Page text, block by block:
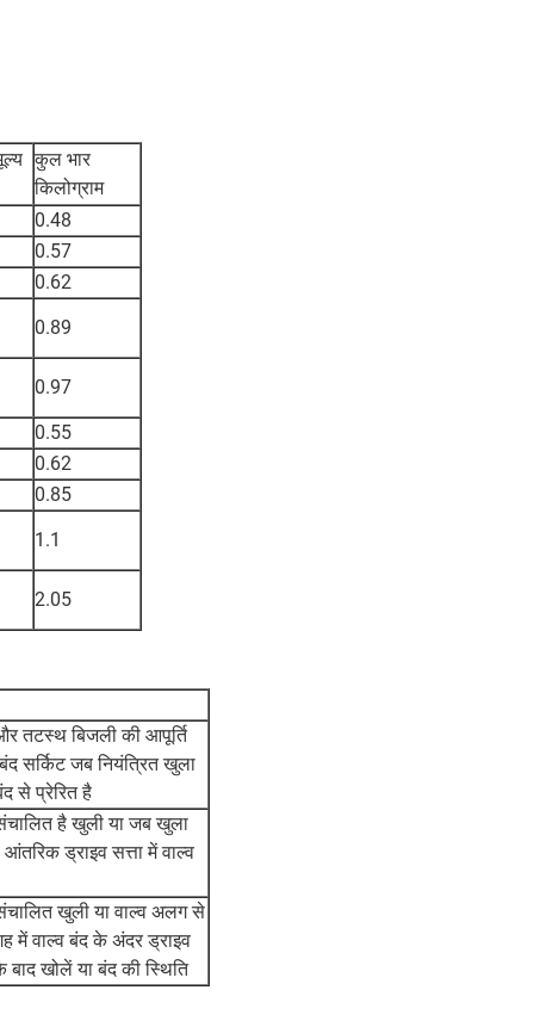
कुल भार
किलोग्राम
0.48
0.57
0.62
0.89
0.97
0.55
0.62
0.85
1.1
2.05
तटस्थ बिजली की आपूर्ति
सर्किट जब नियंत्रित खुला
से प्रेरित है
संचालित है खुली या जब खुला
ड्राइव सत्ता में वाल्व
संचालित खुली या वाल्व अलग से
में वाल्व बंद के अंदर ड्राइव
खोलें या बंद की स्थिति